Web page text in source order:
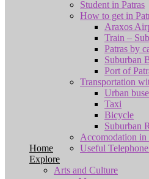
Home
Student in Patras
How to get in
Araxos
Train –
Patras by
Suburban
Port of
Transportation
Urban
Taxi
Bicycle
Suburban
Accomodation in
Useful
Explore
Arts and Culture